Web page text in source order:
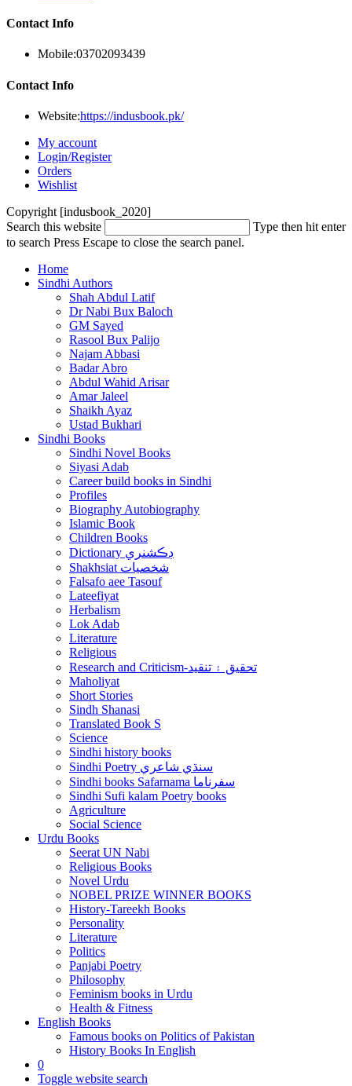
Contact Info
Mobile:03702093439
Contact Info
Website:https://indusbook.pk/
My account
Login/Register
Orders
Wishlist
Copyright [indusbook_2020]
Search this website
Type then hit enter
to search Press Escape to close the search panel.
Home
Sindhi Authors
Shah Abdul Latif
Dr Nabi Bux Baloch
GM Sayed
Rasool Bux Palijo
Najam Abbasi
Badar Abro
Abdul Wahid Arisar
Amar Jaleel
Shaikh Ayaz
Ustad Bukhari
Sindhi Books
Sindhi Novel Books
Siyasi Adab
Career build books in Sindhi
Profiles
Biography Autobiography
Islamic Book
Children Books
Dictionary ڊڪشنري
Shakhsiat شخصيات
Falsafo aee Tasouf
Lateefiyat
Herbalism
Lok Adab
Literature
Religious
Research and Criticism-تحقيق ۽ تنقيد
Maholiyat
Short Stories
Sindh Shanasi
Translated Book S
Science
Sindhi history books
Sindhi Poetry سنڌي شاعري
Sindhi books Safarnama سفرناما
Sindhi Sufi kalam Poetry books
Agriculture
Social Science
Urdu Books
Seerat UN Nabi
Religious Books
Novel Urdu
NOBEL PRIZE WINNER BOOKS
History-Tareekh Books
Personality
Literature
Politics
Panjabi Poetry
Philosophy
Feminism books in Urdu
Health & Fitness
English Books
Famous books on Politics of Pakistan
History Books In English
0
Toggle website search